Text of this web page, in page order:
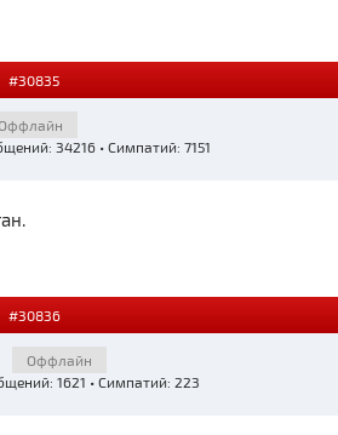
#30835
34216 • Симпатий: 7151
#30836
Оффлайн
1621 • Симпатий: 223